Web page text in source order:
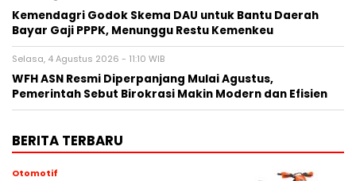
Kemendagri Godok Skema DAU untuk Bantu Daerah
Bayar Gaji PPPK, Menunggu Restu Kemenkeu
Selasa, 4 Agustus 2026 - 11:10 WIB
WFH ASN Resmi Diperpanjang Mulai Agustus,
Pemerintah Sebut Birokrasi Makin Modern dan Efisien
BERITA TERBARU
Otomotif